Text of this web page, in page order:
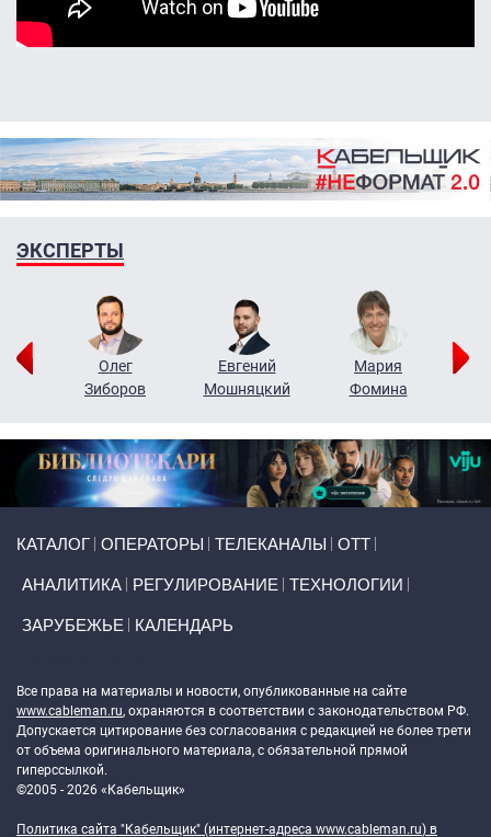
ЭКСПЕРТЫ
Олег
Зиборов
Евгений
Мошняцкий
Мария
Фомина
КАТАЛОГ ОПЕРАТОРЫ ТЕЛЕКАНАЛЫ ОТТ
АНАЛИТИКА РЕГУЛИРОВАНИЕ ТЕХНОЛОГИИ
ЗАРУБЕЖЬЕ КАЛЕНДАРЬ
Все права на материалы и новости, опубликованные на сайте
www.cableman.ru, охраняются в соответствии с законодательством РФ.
Допускается цитирование без согласования с редакцией не более трети
от объема оригинального материала, с обязательной прямой
гиперссылкой.
©2005 - 2026 «Кабельщик»
Политика сайта "Кабельщик" (интернет-адреса www.cableman.ru) в